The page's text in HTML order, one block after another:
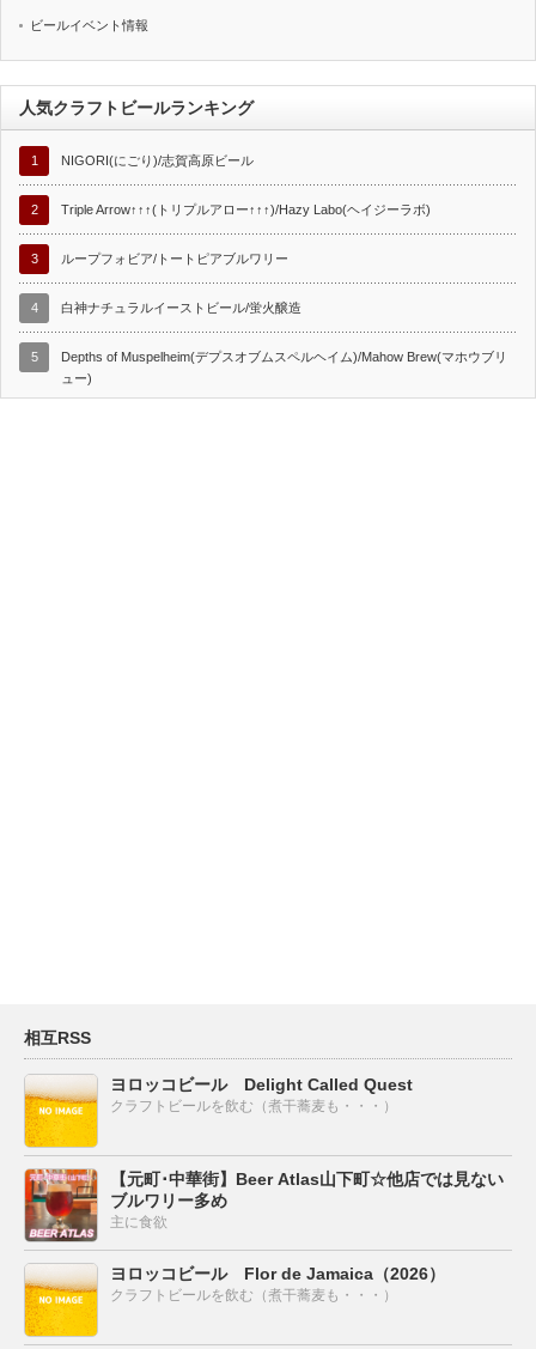
ビールイベント情報
人気クラフトビールランキング
1 NIGORI(にごり)/志賀高原ビール
2 Triple Arrow↑↑↑(トリプルアロー↑↑↑)/Hazy Labo(ヘイジーラボ)
3 ループフォビア/トートピアブルワリー
4 白神ナチュラルイーストビール/蛍火醸造
5
Depths of Muspelheim(デプスオブムスペルヘイム)/Mahow Brew(マホウブリ
ュー)
相互RSS
ヨロッコビール Delight Called Quest
クラフトビールを飲む（煮干蕎麦も・・・）
【元町･中華街】Beer Atlas山下町☆他店では見ない
ブルワリー多め
主に食欲
ヨロッコビール Flor de Jamaica（2026）
クラフトビールを飲む（煮干蕎麦も・・・）